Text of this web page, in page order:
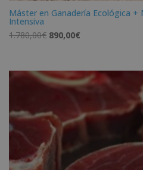
Máster en Ganadería Ecológica
Intensiva
1.780,00€ El
era:
1.780,00€.
890,00€
es:
890,00€.